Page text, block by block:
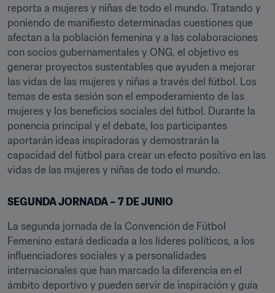
reporta a mujeres y niñas de todo el mundo. Tratando y
poniendo de manifiesto determinadas cuestiones que
afectan a la población femenina y a las colaboraciones
con socios gubernamentales y ONG, el objetivo es
generar proyectos sustentables que ayuden a mejorar
las vidas de las mujeres y niñas a través del fútbol. Los
temas de esta sesión son el empoderamiento de las
mujeres y los beneficios sociales del fútbol. Durante la
ponencia principal y el debate, los participantes
aportarán ideas inspiradoras y demostrarán la
capacidad del fútbol para crear un efecto positivo en las
vidas de las mujeres y niñas de todo el mundo.
SEGUNDA JORNADA – 7 DE JUNIO
La segunda jornada de la Convención de Fútbol
Femenino estará dedicada a los líderes políticos, a los
influenciadores sociales y a personalidades
internacionales que han marcado la diferencia en el
ámbito deportivo y pueden servir de inspiración y guía